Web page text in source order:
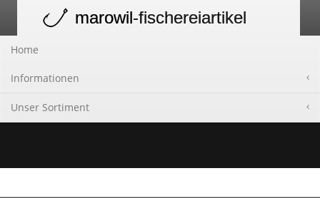
navigation
marowil-fischereiartikel
Home
Informationen
Unser Sortiment